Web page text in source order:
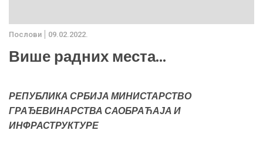
Послови 09.02.2022.
Више радних места...
РЕПУБЛИКА СРБИЈА МИНИСТАРСТВО
ГРАЂЕВИНАРСТВА САОБРАЋАЈА И
ИНФРАСТРУКТУРЕ